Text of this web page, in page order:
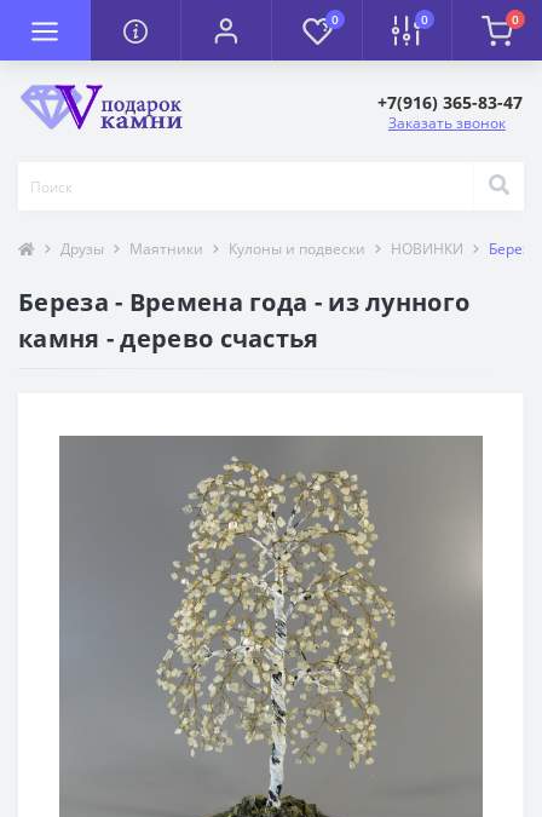
0 0 0
+7(916) 365-83-47
Заказать звонок
Друзы Маятники Кулоны и подвески НОВИНКИ
Береза - Времена года - из лунного
камня - дерево счастья